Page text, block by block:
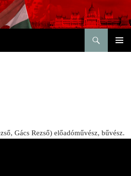
Gács Rezső) előadóművész, bűvész.